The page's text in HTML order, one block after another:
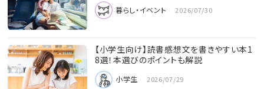
暮らし・イベント 2026/07/30
【小学生向け】読書感想文を書きやすい本1
8選！本選びのポイントも解説
小学生 2026/07/29